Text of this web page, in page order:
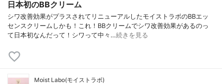
日本初のBBクリーム
シワ改善効果がプラスされてリニューアルしたモイストラボのBBエッ
センスクリームしかも！これ！BBクリームでシワ改善効果があるのっ
て日本初なんだって！シワって中々…続きを見る
Moist Labo(モイストラボ)